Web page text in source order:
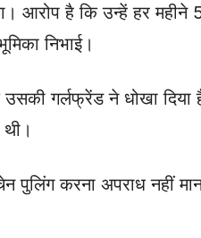
आरोप है कि उन्हें हर
निभाई।
उसकी गर्लफ्रेंड ने धोखा
पुलिंग करना अपराध नहीं